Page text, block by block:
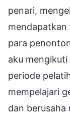
penari,
para
aku
periode
mempelajari
dan berusaha